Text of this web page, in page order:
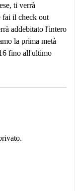
ti verrà
fai il check out
addebitato l'intero
la prima metà
fino all'ultimo